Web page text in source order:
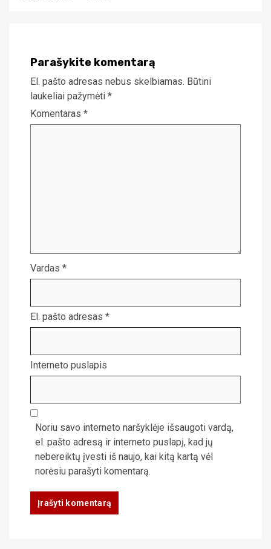
Parašykite komentarą
El. pašto adresas nebus skelbiamas. Būtini
laukeliai pažymėti *
Komentaras *
Vardas *
El. pašto adresas *
Interneto puslapis
Noriu savo interneto naršyklėje išsaugoti vardą,
el. pašto adresą ir interneto puslapį, kad jų
nebereiktų įvesti iš naujo, kai kitą kartą vėl
norėsiu parašyti komentarą.